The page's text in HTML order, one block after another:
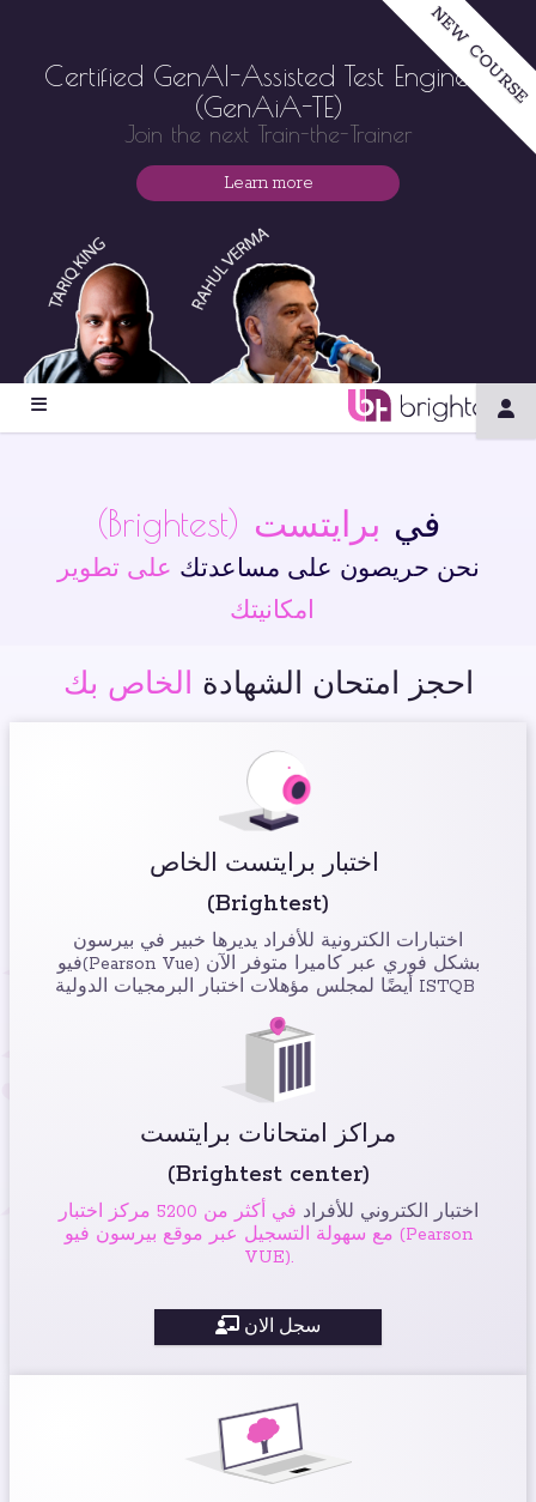
Certified GenAI-Assisted Test Engineer
(GenAiA-TE)
Join the next Train-the-Trainer
Learn more
NEW COURSE
في برايتست (Brightest)
نحن حريصون على مساعدتك على تطوير
امكانيتك
احجز امتحان الشهادة الخاص بك
(Brightest)
اختبارات الكترونية للأفراد يديرها خبير في بيرسون
فيو(Pearson Vue) بشكل فوري عبر كاميرا متوفر الآن
أيضًا لمجلس مؤهلات اختبار البرمجيات الدولية ISTQB
مراكز امتحانات برايتست
(Brightest center)
اختبار الكتروني للأفراد
في أكثر من 5200 مركز اختبار
مع سهولة التسجيل عبر موقع بيرسون فيو (Pearson
VUE).
سجل الان